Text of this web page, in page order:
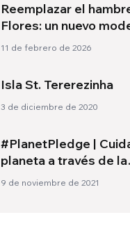
Reemplazar el
Flores: un nuevo
trabajo social para las
11 de febrero de 2026
Isla St. Tererezinha
3 de diciembre de 2020
#PlanetPledge |
planeta a través de la
agricultura sostenible
9 de noviembre de 2021